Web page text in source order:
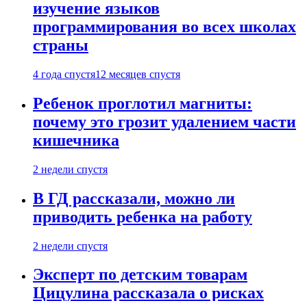
изучение языков
программирования во всех школах
страны
4 года спустя12 месяцев спустя
Ребенок проглотил магниты:
почему это грозит удалением части
кишечника
2 недели спустя
В ГД рассказали, можно ли
приводить ребенка на работу
2 недели спустя
Эксперт по детским товарам
Цицулина рассказала о рисках